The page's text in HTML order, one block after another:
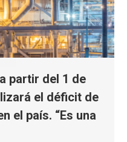
partir del 1 de
el déficit de
el país. “Es una